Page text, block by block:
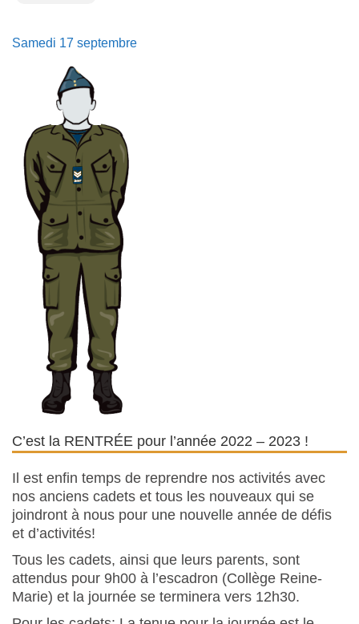
Samedi 17 septembre
C’est la RENTRÉE pour l’année 2022 – 2023 !
Il est enfin temps de reprendre nos activités avec
nos anciens cadets et tous les nouveaux qui se
joindront à nous pour une nouvelle année de défis
et d’activités!
Tous les cadets, ainsi que leurs parents, sont
attendus pour 9h00 à l’escadron (Collège Reine-
Marie) et la journée se terminera vers 12h30.